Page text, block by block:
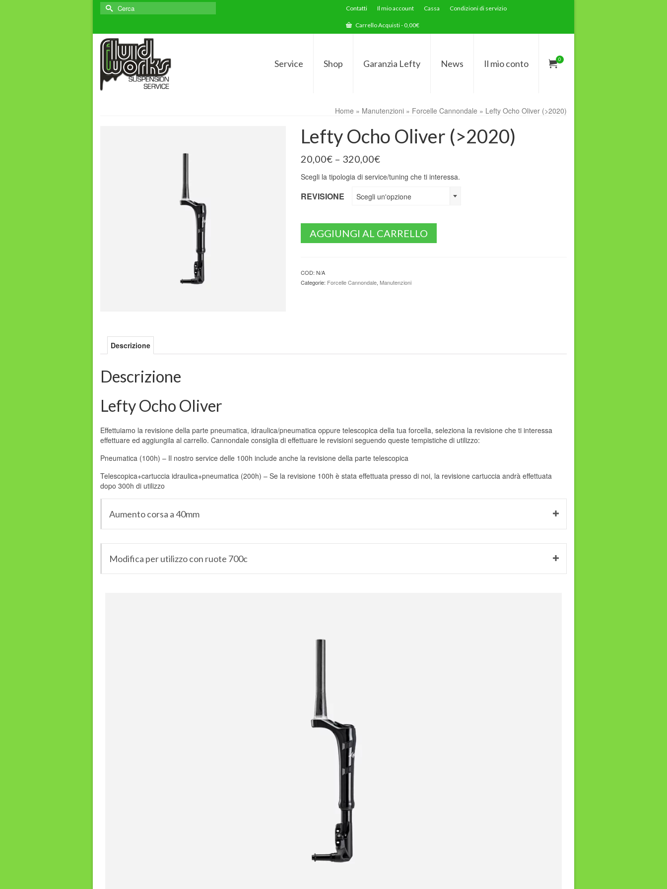
Contatti Il mio account Cassa Condizioni di servizio
Carrello Acquisti-0,00€
Cerca
per:
Service Shop Garanzia Lefty News Il mio conto 0
Home » Manutenzioni » Forcelle Cannondale » Lefty Ocho Oliver (>2020)
Lefty Ocho Oliver (>2020)
20,00€ – 320,00€
Scegli la tipologia di service/tuning che ti interessa.
REVISIONE Scegli un'opzione
AGGIUNGI AL CARRELLO
COD:N/A
Categorie: Forcelle Cannondale,Manutenzioni
Descrizione
Descrizione
Lefty Ocho Oliver
Effettuiamo la revisione della parte pneumatica, idraulica/pneumatica oppure telescopica della tua forcella, seleziona la revisione che ti interessa
effettuare ed aggiungila al carrello. Cannondale consiglia di effettuare le revisioni seguendo queste tempistiche di utilizzo:
Pneumatica (100h) – Il nostro service delle 100h include anche la revisione della parte telescopica
Telescopica+cartuccia idraulica+pneumatica (200h) – Se la revisione 100h è stata effettuata presso di noi, la revisione cartuccia andrà effettuata
dopo 300h di utilizzo
Aumento corsa a 40mm
Modifica per utilizzo con ruote 700c